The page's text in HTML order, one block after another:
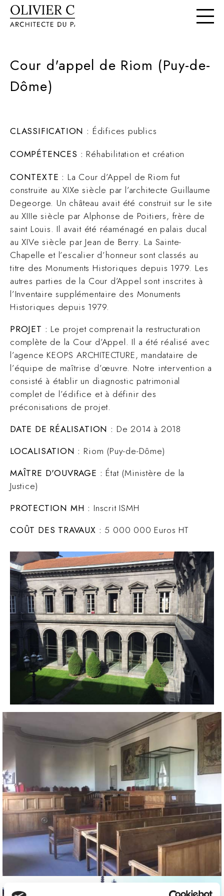
Cour d'appel de Riom (Puy-de-
Dôme)
CLASSIFICATION : Édifices publics
COMPÉTENCES : Réhabilitation et création
CONTEXTE : La Cour d’Appel de Riom fut
construite au XIXe siècle par l’architecte Guillaume
Degeorge. Un château avait été construit sur le site
au XIIIe siècle par Alphonse de Poitiers, frère de
saint Louis. Il avait été réaménagé en palais ducal
au XIVe siècle par Jean de Berry. La Sainte-
Chapelle et l’escalier d’honneur sont classés au
titre des Monuments Historiques depuis 1979. Les
autres parties de la Cour d’Appel sont inscrites à
l’Inventaire supplémentaire des Monuments
Historiques depuis 1979.
PROJET : Le projet comprenait la restructuration
complète de la Cour d’Appel. Il a été réalisé avec
l’agence KEOPS ARCHITECTURE, mandataire de
l’équipe de maîtrise d’œuvre. Notre intervention a
consisté à établir un diagnostic patrimonial
complet de l’édifice et à définir des
préconisations de projet.
DATE DE RÉALISATION : De 2014 à 2018
LOCALISATION : Riom (Puy-de-Dôme)
MAÎTRE D'OUVRAGE : État (Ministère de la
Justice)
PROTECTION MH : Inscrit ISMH
COÛT DES TRAVAUX : 5 000 000 Euros HT